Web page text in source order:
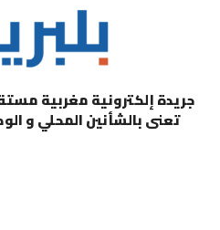
جريدة إلكترونية مغربية
تعنى بالشأنين المحلي و